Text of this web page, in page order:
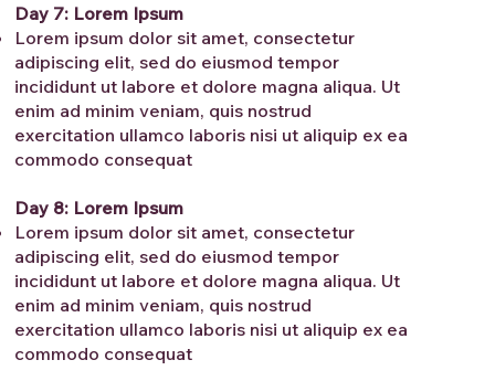
Day 7: Lorem Ipsum
Lorem ipsum dolor sit amet, consectetur
adipiscing elit, sed do eiusmod tempor
incididunt ut labore et dolore magna aliqua. Ut
enim ad minim veniam, quis nostrud
exercitation ullamco laboris nisi ut aliquip ex ea
commodo consequat
Day 8: Lorem Ipsum
Lorem ipsum dolor sit amet, consectetur
adipiscing elit, sed do eiusmod tempor
incididunt ut labore et dolore magna aliqua. Ut
enim ad minim veniam, quis nostrud
exercitation ullamco laboris nisi ut aliquip ex ea
commodo consequat